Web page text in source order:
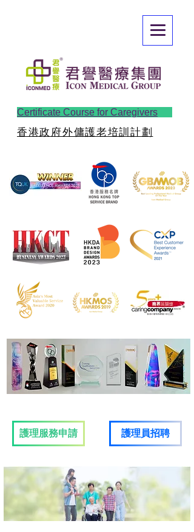
香港政府外傭護老培訓計劃
Certificate Course for Caregivers
護理服務申請 ​護理員招聘